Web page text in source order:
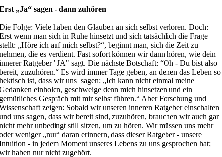
Erst „Ja“ sagen - dann zuhören
Die Folge: Viele haben den Glauben an sich selbst verloren. Doch:
Erst wenn man sich in Ruhe hinsetzt und sich tatsächlich die Frage
stellt: „Höre ich auf mich selbst?“, beginnt man, sich die Zeit zu
nehmen, die es verdient. Fast sofort können wir dann hören, wie dein
innerer Ratgeber "JA" sagt. Die nächste Botschaft: “Oh - Du bist also
bereit, zuzuhören.“ Es wird immer Tage geben, an denen das Leben so
hektisch ist, dass wir uns sagen: „Ich kann nicht einmal meine
Gedanken einholen, geschweige denn mich hinsetzen und ein
gemütliches Gespräch mit mir selbst führen.“ Aber Forschung und
Wissenschaft zeigen: Sobald wir unseren inneren Ratgeber einschalten
und uns sagen, dass wir bereit sind, zuzuhören, brauchen wir auch gar
nicht mehr unbedingt still sitzen, um zu hören. Wir müssen uns mehr
oder weniger „nur“ daran erinnern, dass dieser Ratgeber - unsere
Intuition - in jedem Moment unseres Lebens zu uns gesprochen hat;
wir haben nur nicht zugehört.